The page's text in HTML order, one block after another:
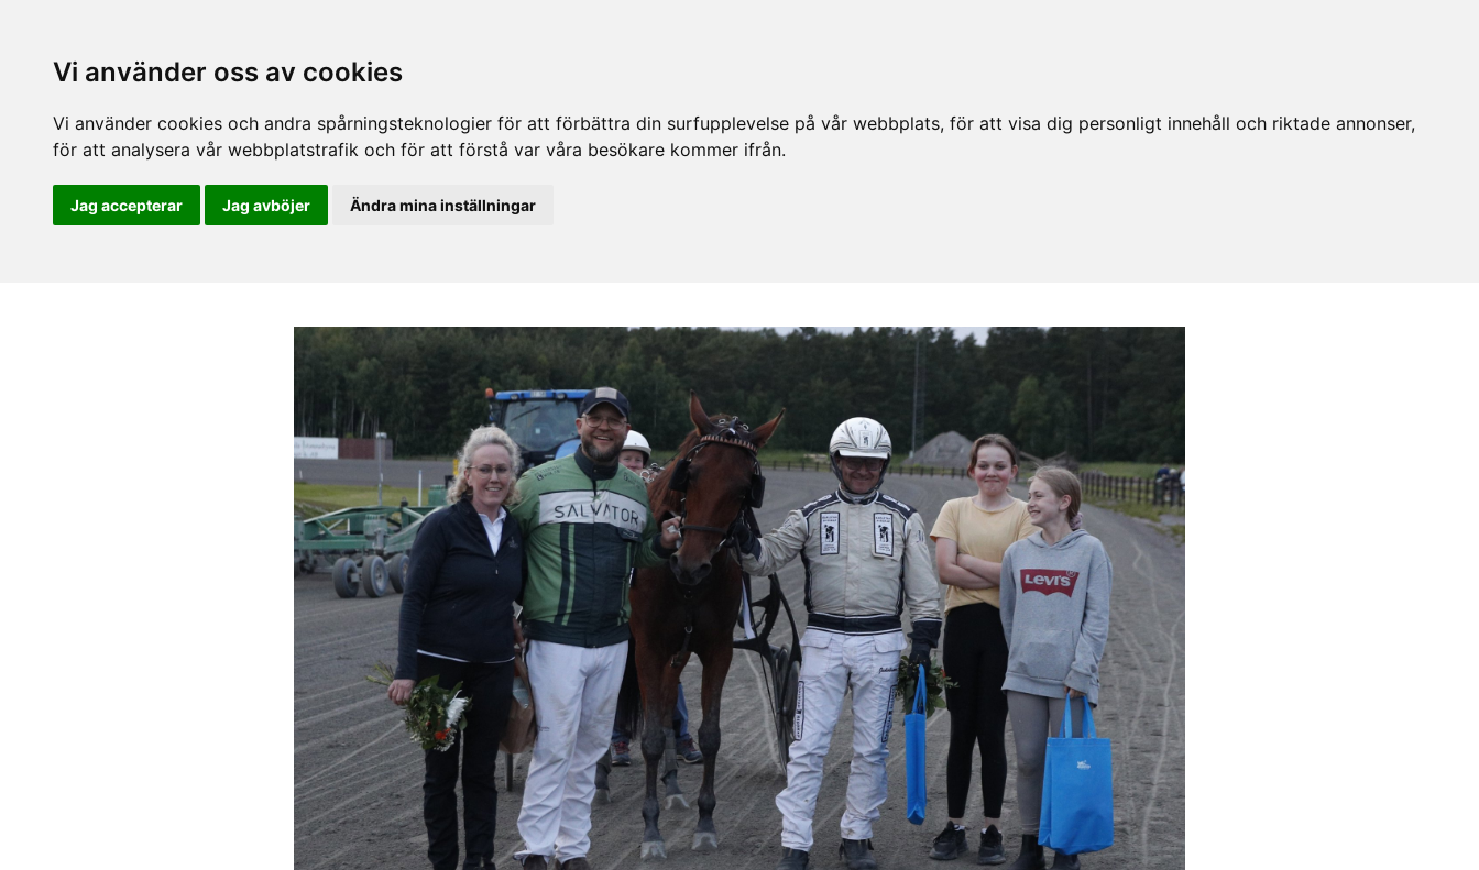
Vi använder oss av cookies
Vi använder cookies och andra spårningsteknologier för att förbättra din surfupplevelse på vår webbplats, för att visa dig personligt innehåll och riktade annonser,
för att analysera vår webbplatstrafik och för att förstå var våra besökare kommer ifrån.
Jag accepterar Jag avböjer Ändra mina inställningar